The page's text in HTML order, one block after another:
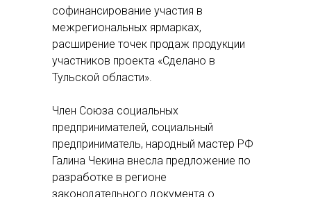
софинансирование участия в
межрегиональных ярмарках,
расширение точек продаж продукции
участников проекта «Сделано в
Тульской области».
Член Союза социальных
предпринимателей, социальный
предприниматель, народный мастер РФ
Галина Чекина внесла предложение по
разработке в регионе
законодательного документа о